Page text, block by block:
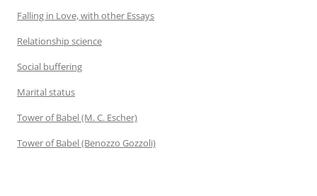
Falling in Love, with other Essays
Relationship science
Social buffering
Marital status
Tower of Babel (M. C. Escher)
Tower of Babel (Benozzo Gozzoli)